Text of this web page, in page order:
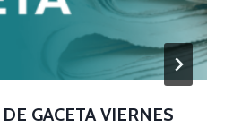
GACETA VIERNES